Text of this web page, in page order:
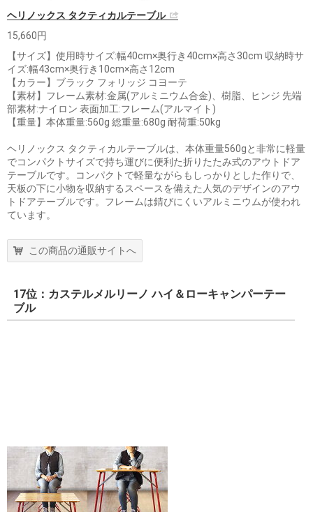
ヘリノックス タクティカルテーブル
15,660円
【サイズ】使用時サイズ:幅40cm×奥行き40cm×高さ30cm 収納時サ
イズ:幅43cm×奥行き10cm×高さ12cm
【カラー】ブラック フォリッジ コヨーテ
【素材】フレーム素材:金属(アルミニウム合金)、樹脂、ヒンジ 先端
部素材:ナイロン 表面加工:フレーム(アルマイト)
【重量】本体重量:560g 総重量:680g 耐荷重:50kg
ヘリノックス タクティカルテーブルは、本体重量560gと非常に軽量
でコンパクトサイズで持ち運びに便利た折りたたみ式のアウトドア
テーブルです。コンパクトで軽量ながらもしっかりとした作りで、
天板の下に小物を収納するスペースを備えた人気のデザインのアウ
トドアテーブルです。フレームは錆びにくいアルミニウムが使われ
ています。
この商品の通販サイトへ
17位：カステルメルリーノ ハイ＆ローキャンパーテー
ブル